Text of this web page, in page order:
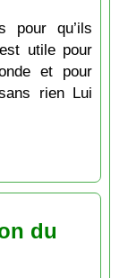
pour qu’ils
utile pour
et pour
rien Lui
du